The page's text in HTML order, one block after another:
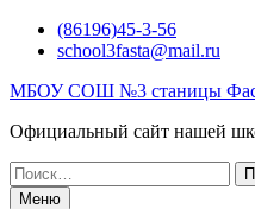
Перейти(86196)45-3-56
school3fasta@mail.ru
МБОУ СОШ №3 станицы
Официальный сайт нашей
Поиск
по:Меню